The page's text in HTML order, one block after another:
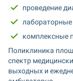
проведение
лабораторные
комплексные
Поликлиника
спектр
выходных и